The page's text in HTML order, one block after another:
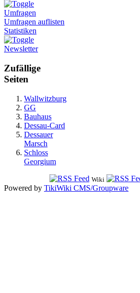
Umfragen
Umfragen auflisten
Statistiken
Newsletter
Zufällige
Seiten
Wallwitzburg
GG
Bauhaus
Dessau-Card
Dessauer
Marsch
Schloss
Georgium
Wiki
Powered by TikiWiki CMS/Groupware